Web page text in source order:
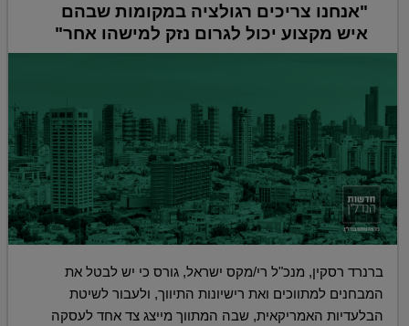
"אנחנו צריכים רגולציה במקומות שבהם
איש מקצוע יכול לגרום נזק למישהו אחר"
ברנרד רסקין, מנכ"ל רי/מקס ישראל, גורס כי יש לבטל את
המבחנים למתווכים ואת רישיונות התיווך, ולעבור לשיטת
הבלעדיות האמריקאית, שבה המתווך מייצג צד אחד לעסקה